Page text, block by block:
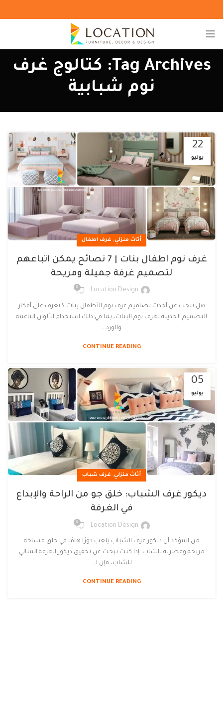
Tag Archives: كتالوج غرف
نوم شبابية
22
يوليو
أثاث منزلي, غرف اطفال
غرف نوم اطفال بنات | 7 نصائح يمكن اتباعهم
لتصميم غرفة جميلة ومريحة
Location Design
0
هل تبحث عن أحدث تصاميم غرف نوم الأطفال بنات ؟ تعرف على أفكار
التصميم الحديثة لغرف نوم البنات، بما في ذلك استخدام الألوان الناعمة
والورد...
CONTINUE READING
05
يوليو
أثاث منزلي, غرف شباب
ديكور غرف الشباب: خلق جو من الراحة والإبداع
في الغرفة
Location Design
0
من المؤكد أن ديكور غرف الشباب يلعب دورًا هامًا في خلق مساحة
مريحة وعصرية للشاب. إذا كنت تبحث عن تحقيق ديكور الغرفة المثالي
للشاب، فإن ا...
CONTINUE READING